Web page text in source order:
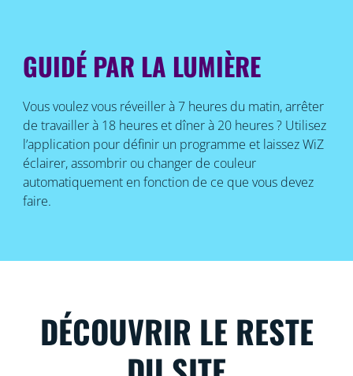
GUIDÉ PAR LA LUMIÈRE
Vous voulez vous réveiller à 7 heures du matin, arrêter
de travailler à 18 heures et dîner à 20 heures ? Utilisez
l’application pour définir un programme et laissez WiZ
éclairer, assombrir ou changer de couleur
automatiquement en fonction de ce que vous devez
faire.
DÉCOUVRIR LE RESTE